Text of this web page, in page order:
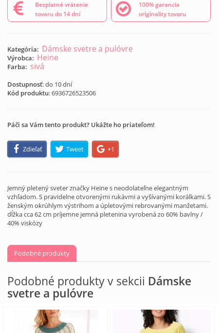
Bezplatné vrátenie
tovaru do 14 dní
100% garancia
originality tovaru
Kategória: Dámske svetre a pulóvre
Výrobca: Heine
Farba: sivá
Dostupnosť: do 10 dní
Kód produktu:6936726523506
Páči sa Vám tento produkt? Ukážte ho priateľom!
Zdieľať Tweet +1
Jemný pletený sveter značky Heine s neodolateľne elegantným
vzhľadom. S pravidelne otvorenými rukávmi a vyšívanými korálkami. S
ženským okrúhlym výstrihom a úpletovými rebrovanými manžetami.
dĺžka cca 62 cm príjemne jemná pletenina vyrobená zo 60% bavlny /
40% viskózy
Podobné produkty
Podobné produkty v sekcii Dámske
svetre a pulóvre